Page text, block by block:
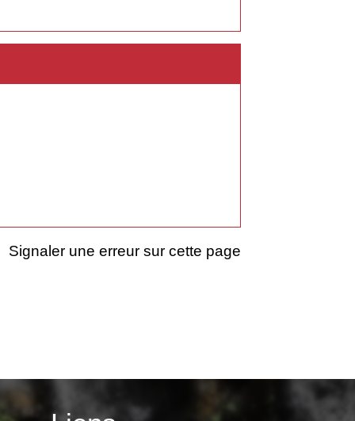
Signaler une erreur sur cette page